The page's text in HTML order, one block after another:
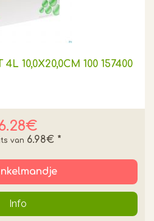
10,0X20,0CM 100 157400
6.98€ *
Info